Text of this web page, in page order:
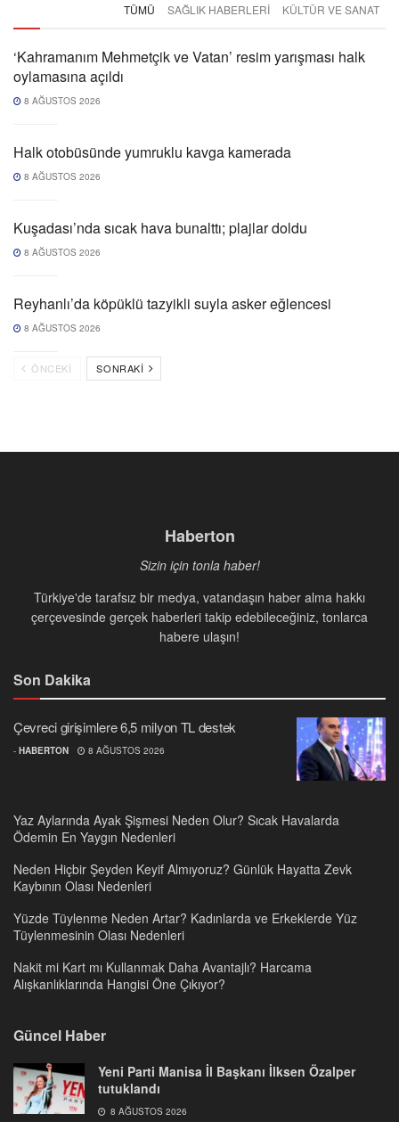
TÜMÜ SAĞLIK HABERLERI KÜLTÜR VE SANAT
‘Kahramanım Mehmetçik ve Vatan’ resim yarışması halk
oylamasına açıldı
8 AĞUSTOS 2026
Halk otobüsünde yumruklu kavga kamerada
8 AĞUSTOS 2026
Kuşadası’nda sıcak hava bunalttı; plajlar doldu
8 AĞUSTOS 2026
Reyhanlı’da köpüklü tazyikli suyla asker eğlencesi
8 AĞUSTOS 2026
ÖNCEKI SONRAKI
Haberton
Sizin için tonla haber!
Türkiye'de tarafsız bir medya, vatandaşın haber alma hakkı
çerçevesinde gerçek haberleri takip edebileceğiniz, tonlarca
habere ulaşın!
Son Dakika
Çevreci girişimlere 6,5 milyon TL destek
- HABERTON 8 AĞUSTOS 2026
Yaz Aylarında Ayak Şişmesi Neden Olur? Sıcak Havalarda
Ödemin En Yaygın Nedenleri
Neden Hiçbir Şeyden Keyif Almıyoruz? Günlük Hayatta Zevk
Kaybının Olası Nedenleri
Yüzde Tüylenme Neden Artar? Kadınlarda ve Erkeklerde Yüz
Tüylenmesinin Olası Nedenleri
Nakit mi Kart mı Kullanmak Daha Avantajlı? Harcama
Alışkanlıklarında Hangisi Öne Çıkıyor?
Güncel Haber
Yeni Parti Manisa İl Başkanı İlksen Özalper
tutuklandı
8 AĞUSTOS 2026